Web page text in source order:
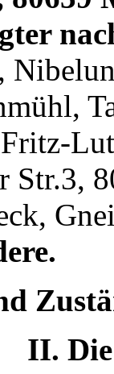
Str.3,
II.